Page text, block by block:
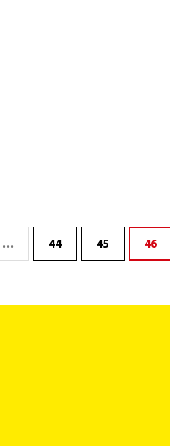
… 44 45 46